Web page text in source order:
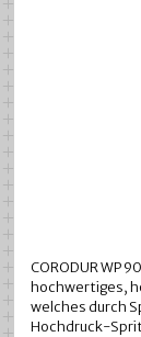
CORODUR WP
hochwertiges,
welches durch
Hochdruck-